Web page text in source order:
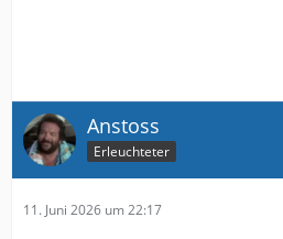
Anstoss
Erleuchteter
11. Juni 2026 um 22:17